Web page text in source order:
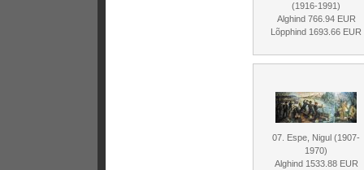
(1916-1991)
Alghind 766.94 EUR
Lõpphind 1693.66 EUR
07. Espe, Nigul (1907-
1970)
Alghind 1533.88 EUR